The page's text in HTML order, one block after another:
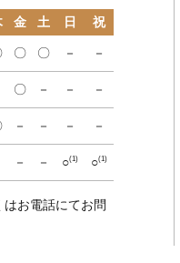
金 土 日 祝
〇 〇 － －
〇 － － －
－ － － －
－ － ○(1) ○(1)
お電話にてお問